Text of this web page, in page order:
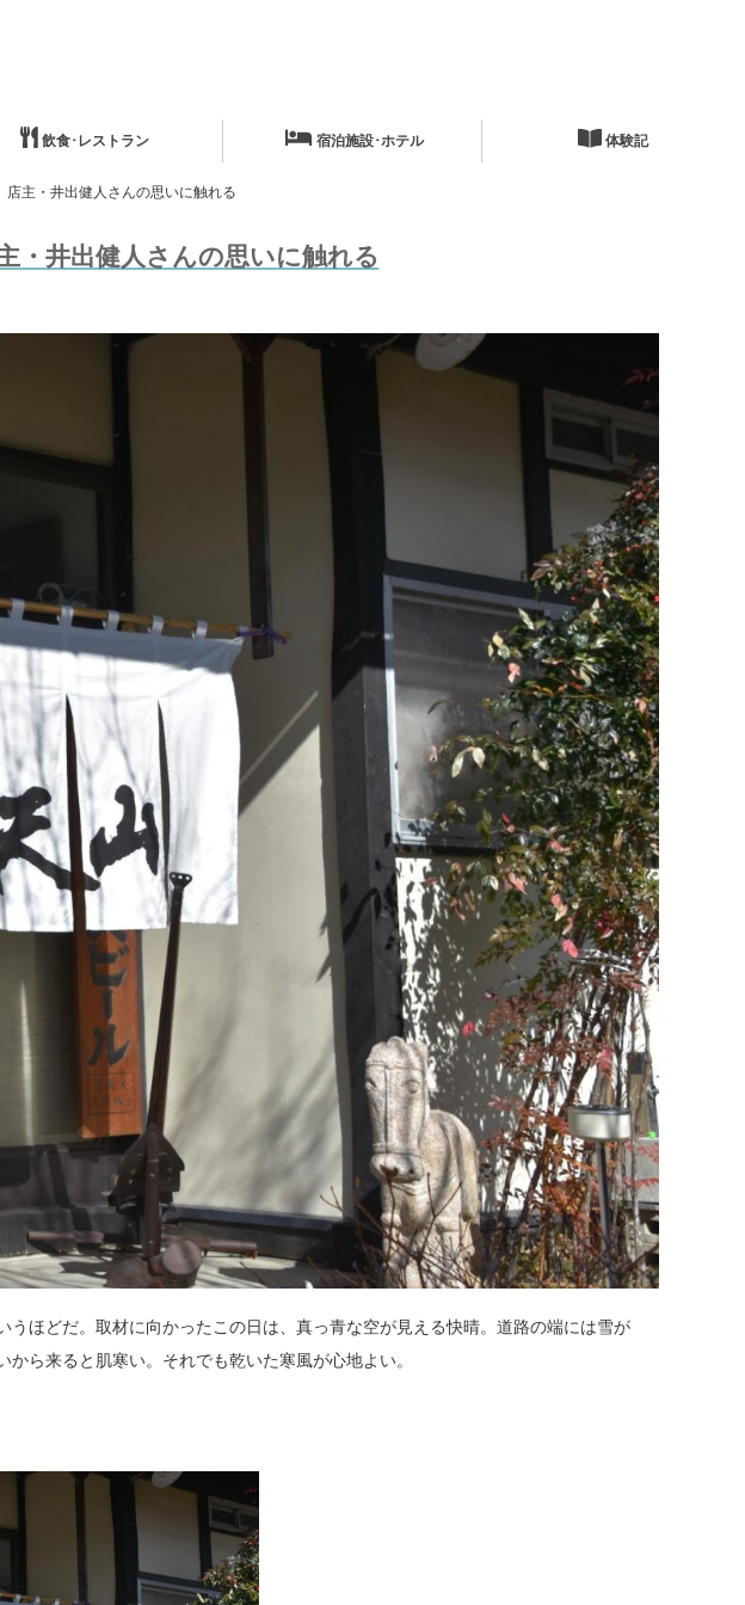
飲食･レストラン 宿泊施設･ホテル 体験記
主・井出健人さんの思いに触れる
・井出健人さんの思いに触れる
ほどだ。取材に向かったこの日は、真っ青な空が見える快晴。道路の端には雪が
ら来ると肌寒い。それでも乾いた寒風が心地よい。